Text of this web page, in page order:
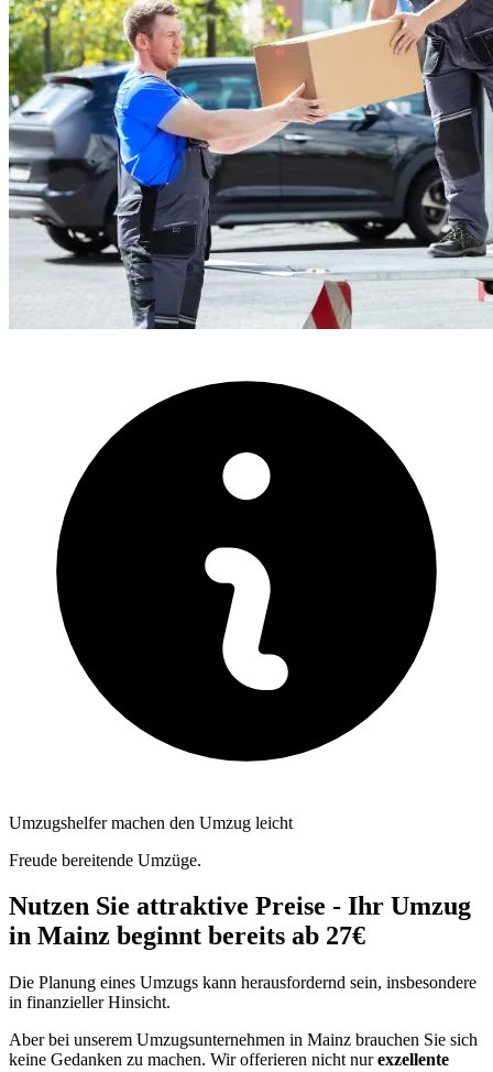
Umzugshelfer machen den Umzug leicht
Freude bereitende Umzüge.
Nutzen Sie attraktive Preise - Ihr Umzug
in Mainz beginnt bereits ab 27€
Die Planung eines Umzugs kann herausfordernd sein, insbesondere
in finanzieller Hinsicht.
Aber bei unserem Umzugsunternehmen in Mainz brauchen Sie sich
keine Gedanken zu machen. Wir offerieren nicht nurexzellente